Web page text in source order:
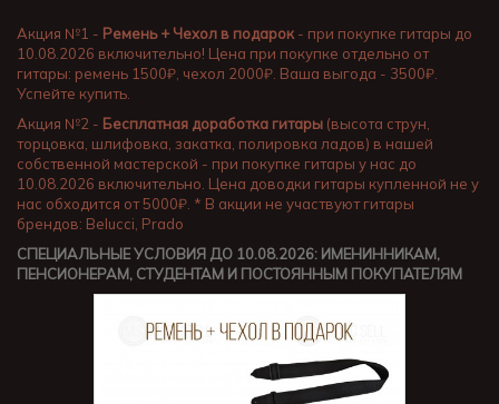
Акция №1 - Ремень + Чехол в подарок - при покупке гитары до
10.08.2026 включительно! Цена при покупке отдельно от
гитары: ремень 1500₽, чехол 2000₽. Ваша выгода - 3500₽.
Успейте купить.
Акция №2 - Бесплатная доработка гитары (высота струн,
торцовка, шлифовка, закатка, полировка ладов) в нашей
собственной мастерской - при покупке гитары у нас до
10.08.2026 включительно. Цена доводки гитары купленной не у
нас обходится от 5000₽. * В акции не участвуют гитары
брендов: Belucci, Prado
СПЕЦИАЛЬНЫЕ УСЛОВИЯ ДО 10.08.2026: ИМЕНИННИКАМ,
ПЕНСИОНЕРАМ, СТУДЕНТАМ И ПОСТОЯННЫМ ПОКУПАТЕЛЯМ